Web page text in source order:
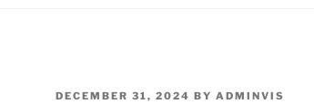
POSTED
DECEMBER 31, 2024 BY ADMINVIS